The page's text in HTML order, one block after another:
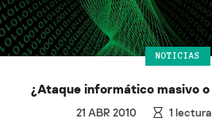
NOTICIAS
¿Ataque informático masivo o
21 ABR 2010 1